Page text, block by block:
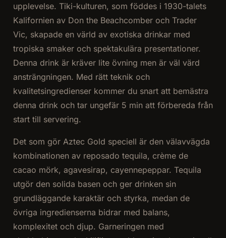
upplevelse. Tiki-kulturen, som föddes i 1930-talets
Kalifornien av Don the Beachcomber och Trader
Vic, skapade en värld av exotiska drinkar med
tropiska smaker och spektakulära presentationer.
Denna drink är kräver lite övning men är väl värd
ansträngningen. Med rätt teknik och
kvalitetsingredienser kommer du snart att bemästra
denna drink och tar ungefär 5 min att förbereda från
start till servering.
Det som gör Aztec Gold speciell är den välavvägda
kombinationen av reposado tequila, crème de
cacao mörk, agavesirap, cayennepeppar. Tequila
utgör den solida basen och ger drinken sin
grundläggande karaktär och styrka, medan de
övriga ingredienserna bidrar med balans,
komplexitet och djup. Garneringen med